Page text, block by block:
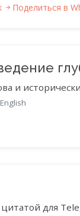
Поделиться в
и
для